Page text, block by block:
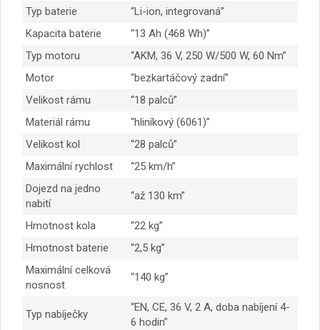
Typ baterie
“Li-ion, integrovaná”
Kapacita baterie
“13 Ah (468 Wh)”
Typ motoru
“AKM, 36 V, 250 W/500 W, 60 Nm”
Motor
“bezkartáčový zadní”
Velikost rámu
“18 palců”
Materiál rámu
“hliníkový (6061)”
Velikost kol
“28 palců”
Maximální rychlost
“25 km/h”
Dojezd na jedno
nabití
“až 130 km”
Hmotnost kola
“22 kg”
Hmotnost baterie
“2,5 kg”
Maximální celková
nosnost
“140 kg”
Typ nabíječky
“EN, CE, 36 V, 2 A, doba nabíjení 4-
6 hodin”